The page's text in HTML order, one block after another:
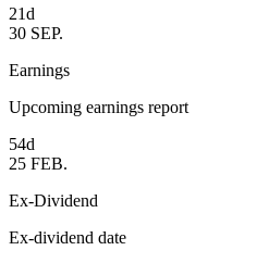
21d
30 SEP.
Earnings
Upcoming earnings report
54d
25 FEB.
Ex-Dividend
Ex-dividend date